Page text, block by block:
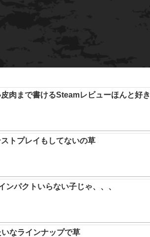
肉まで書けるSteamレビューほんと好き
トプレイもしてないの草
ンパクトいらない子じゃ、、、
なラインナップで草